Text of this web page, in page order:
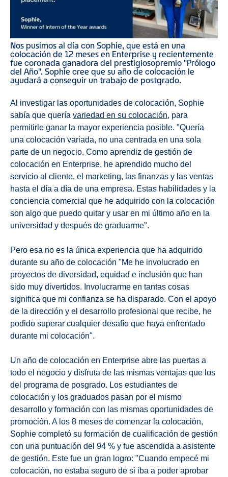
Nos pusimos al día con Sophie, que está en una
colocación de 12 meses en Enterprise y recientemente
fue coronada ganadora del prestigiosopremio "Prólogo
del Año". Sophie cree que su año de colocación le
ayudará a conseguir un trabajo de postgrado.
Al investigar las oportunidades de colocación, Sophie
sabía que quería variedad en su colocación, para
permitirle ganar la mayor experiencia posible. "Quería
una colocación variada, no una centrada en una sola
parte de un negocio. Como aprendiz de gestión de
colocación en Enterprise, he aprendido mucho del
servicio al cliente, el marketing, las finanzas y las ventas
hasta el día a día de una empresa. Estas habilidades y la
conciencia comercial que he adquirido con la colocación
son algo que puedo quitar y usar en mi último año en la
universidad y después de graduarme".
Pero esa no es la única experiencia que ha adquirido
durante su año de colocación "Me he involucrado en
proyectos de diversidad, equidad e inclusión que han
sido muy divertidos. Involucrarme en tantas cosas
significa que mi confianza se ha disparado. Con el apoyo
de la dirección y el desarrollo profesional que recibe, he
podido superar cualquier desafío que haya enfrentado
durante mi colocación".
Un año de colocación en Enterprise abre las puertas a
todo el negocio y disfruta de las mismas ventajas que los
del programa de posgrado. Los estudiantes de
colocación y los graduados pasan por el mismo
desarrollo y formación con las mismas oportunidades de
promoción. A los 8 meses de comenzar la colocación,
Sophie completó su formación de cualificación de gestión
con una puntuación del 94 % y fue ascendida a asistente
de gestión. Este fue un gran logro: "Cuando empecé mi
colocación, no estaba seguro de si iba a poder aprobar